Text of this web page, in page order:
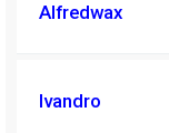
Alfredwax
Ivandro